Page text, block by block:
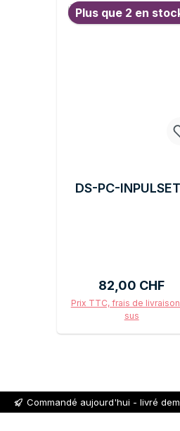
Plus que 2 en
DS-PC-
Prix régulier :
82,00 CHF
Prix TTC, frais de
sus
Commandé aujourd'hui - livré